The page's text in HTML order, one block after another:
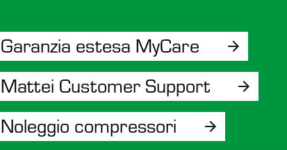
Garanzia estesa MyCare
Mattei Customer Support
Noleggio compressori